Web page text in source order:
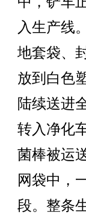
入生产线
地套袋、
放到白色
陆续送进
转入净化
菌棒被运
网袋中，
段。整条